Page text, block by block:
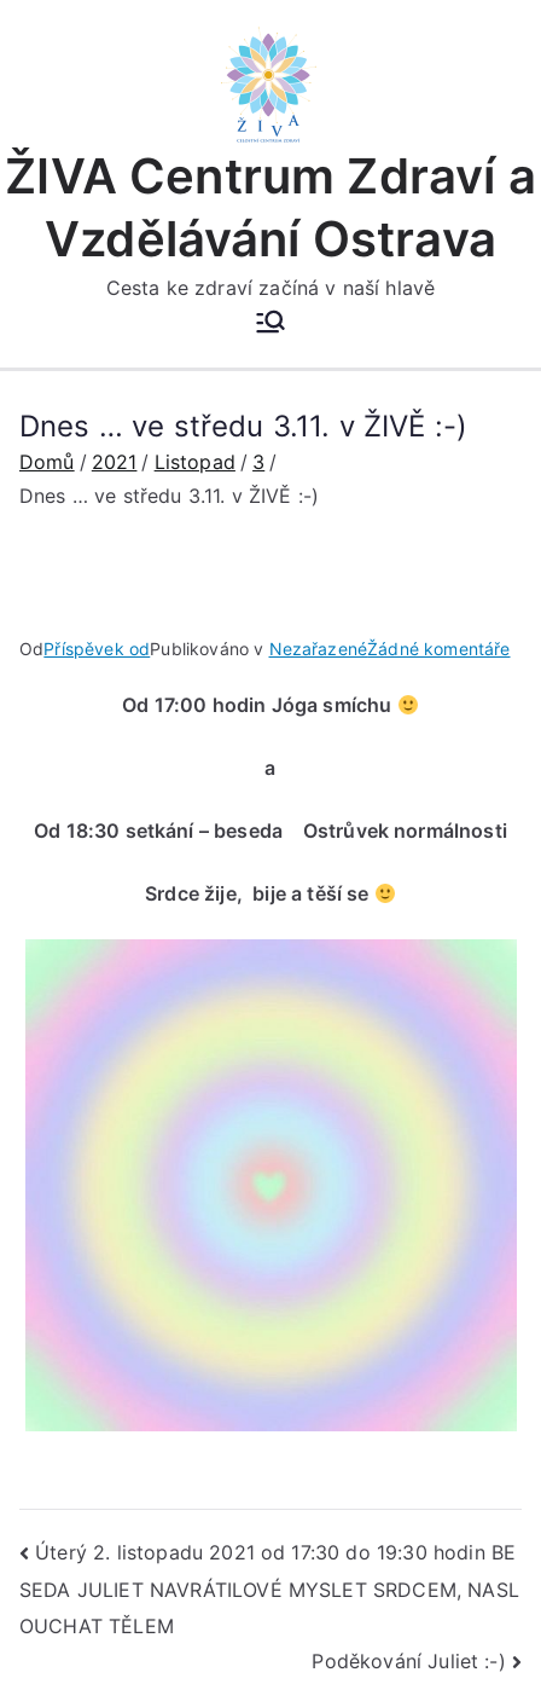
ŽIVA Centrum Zdraví a
Vzdělávání Ostrava
Cesta ke zdraví začíná v naší hlavě
Dnes … ve středu 3.11. v ŽIVĚ :-)
Domů 2021 Listopad
3
Dnes … ve středu 3.11. v ŽIVĚ :-)
OdPříspěvek odPublikováno v NezařazenéŽádné komentářeu
Od 17:00 hodin Jóga smíchu
a
Od 18:30 setkání – beseda Ostrůvek normálnosti
Srdce žije, bije a těší se
Navigace
pro
Úterý 2. listopadu 2021 od 17:30 do 19:30 hodin BE
SEDA JULIET NAVRÁTILOVÉ MYSLET SRDCEM, NASL
OUCHAT TĚLEM
Poděkování Juliet :-)